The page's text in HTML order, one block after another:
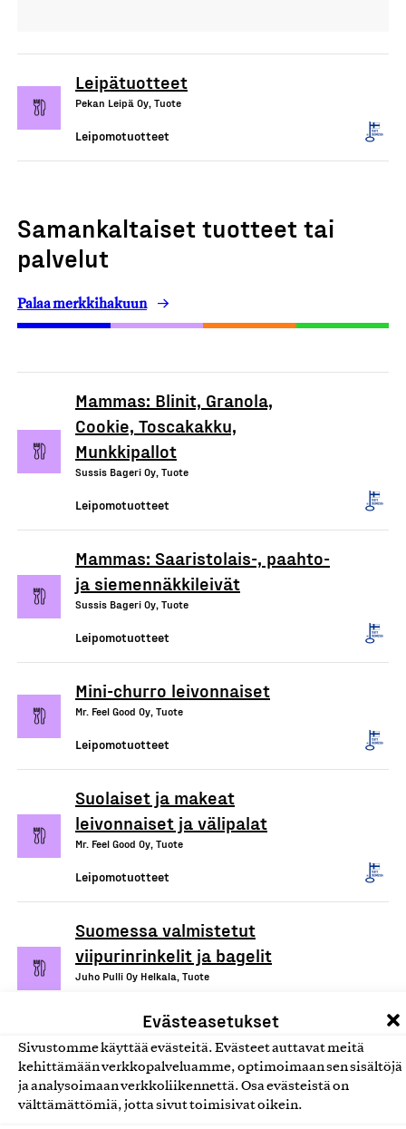
Evästeasetukset
Sivustomme käyttää evästeitä. Evästeet auttavat meitä
kehittämään verkkopalveluamme, optimoimaan sen sisältöjä
ja analysoimaan verkkoliikennettä. Osa evästeistä on
välttämättömiä, jotta sivut toimisivat oikein.
Leipätuotteet
Pekan Leipä Oy, Tuote
Leipomotuotteet
Samankaltaiset tuotteet tai
palvelut
Palaa merkkihakuun
Mammas: Blinit, Granola,
Cookie, Toscakakku,
Munkkipallot
Sussis Bageri Oy, Tuote
Leipomotuotteet
Mammas: Saaristolais-, paahto-
ja siemennäkkileivät
Sussis Bageri Oy, Tuote
Leipomotuotteet
Mini-churro leivonnaiset
Mr. Feel Good Oy, Tuote
Leipomotuotteet
Suolaiset ja makeat
leivonnaiset ja välipalat
Mr. Feel Good Oy, Tuote
Leipomotuotteet
Suomessa valmistetut
viipurinrinkelit ja bagelit
Juho Pulli Oy Helkala, Tuote